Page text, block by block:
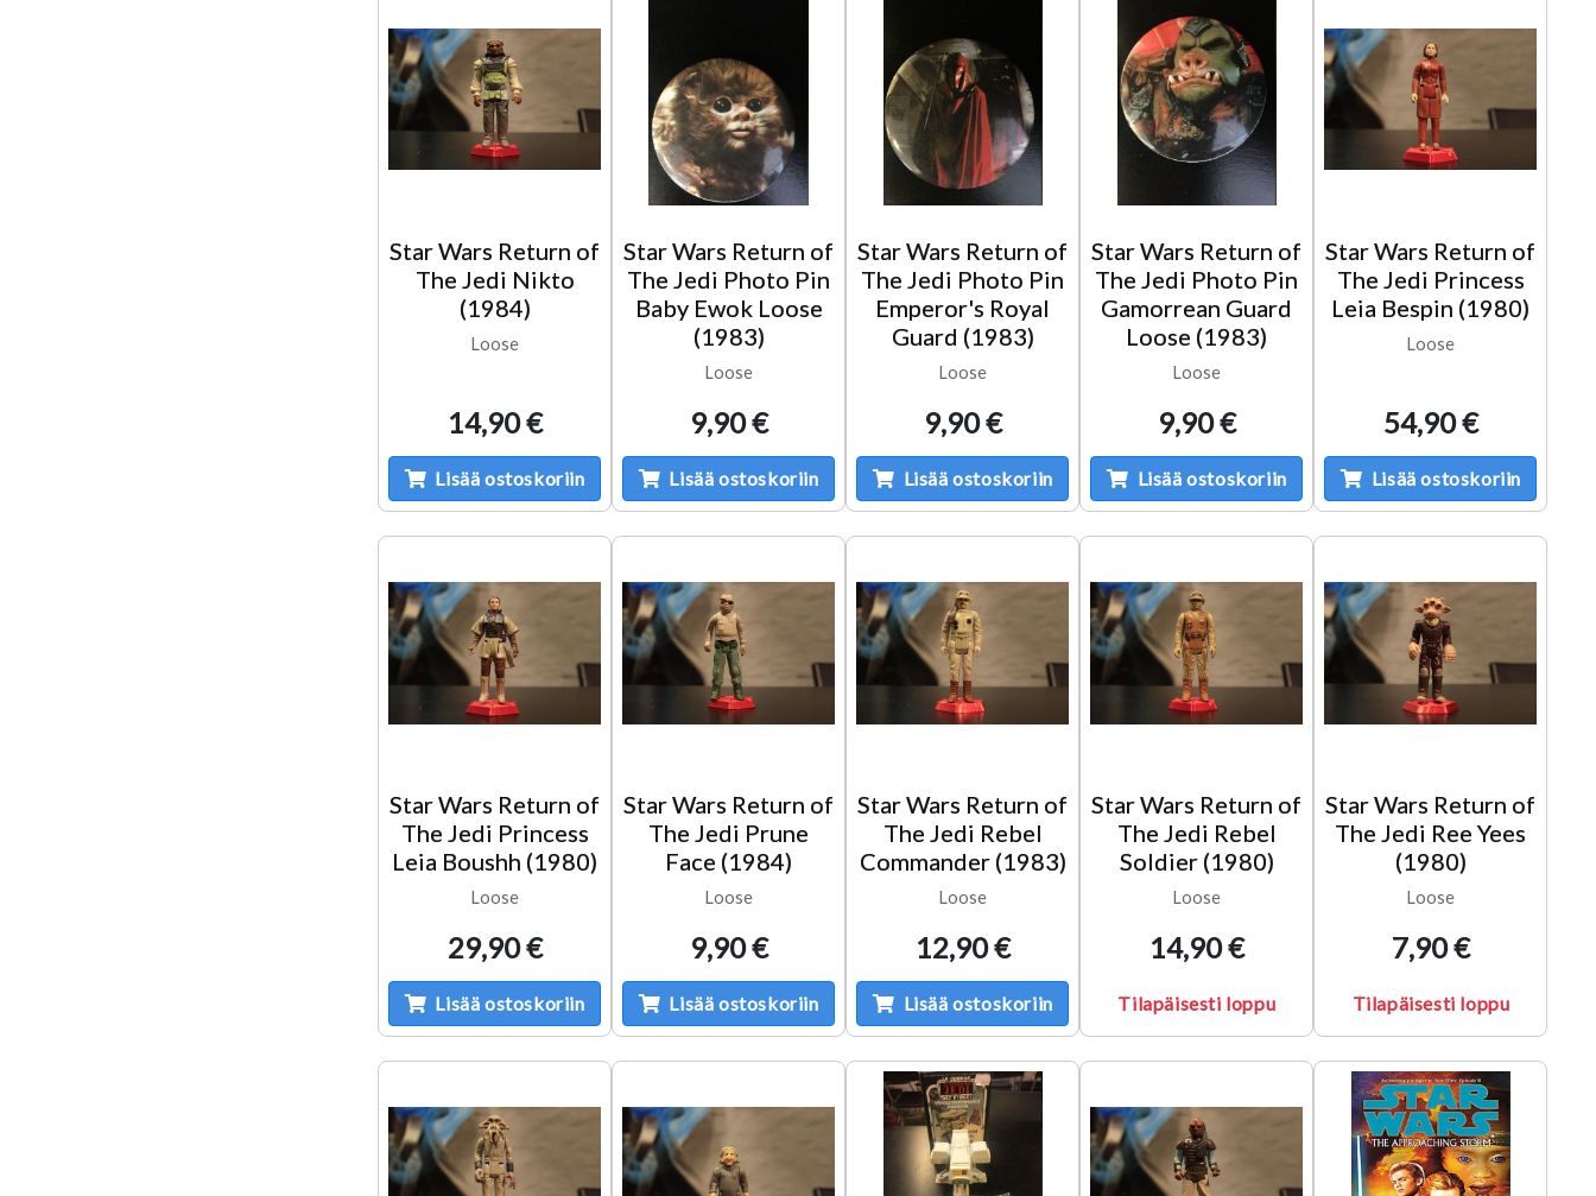
Star Wars Return of
The Jedi Nikto
(1984)
Loose
14,90 €
Lisää ostoskoriin
Star Wars Return of
The Jedi Photo Pin
Baby Ewok Loose
(1983)
Loose
9,90 €
Lisää ostoskoriin
Star Wars Return of
The Jedi Photo Pin
Emperor's Royal
Guard (1983)
Loose
9,90 €
Lisää ostoskoriin
Star Wars Return of
The Jedi Photo Pin
Gamorrean Guard
Loose (1983)
Loose
9,90 €
Lisää ostoskoriin
Star Wars Return of
The Jedi Princess
Leia Bespin (1980)
Loose
54,90 €
Lisää ostoskoriin
Star Wars Return of
The Jedi Princess
Leia Boushh (1980)
Loose
29,90 €
Lisää ostoskoriin
Star Wars Return of
The Jedi Prune
Face (1984)
Loose
9,90 €
Lisää ostoskoriin
Star Wars Return of
The Jedi Rebel
Commander (1983)
Loose
12,90 €
Lisää ostoskoriin
Star Wars Return of
The Jedi Rebel
Soldier (1980)
Loose
14,90 €
Tilapäisesti loppu
Star Wars Return of
The Jedi Ree Yees
(1980)
Loose
7,90 €
Tilapäisesti loppu